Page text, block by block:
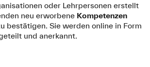
oder Lehrpersonen erstellt
neu erworbene Kompetenzen
bestätigen. Sie werden online in Form
und anerkannt.